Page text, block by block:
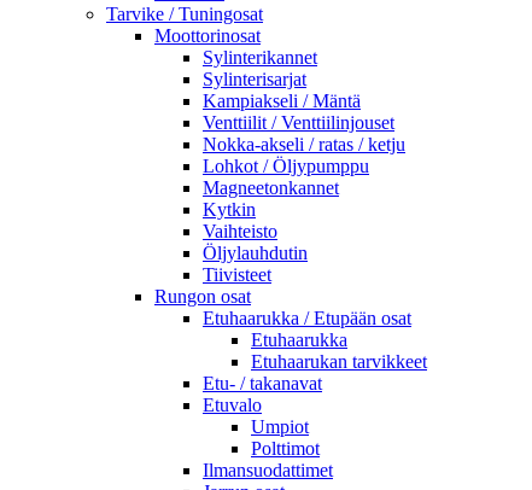
Tarvike / Tuningosat
Moottorinosat
Sylinterikannet
Sylinterisarjat
Kampiakseli / Mäntä
Venttiilit / Venttiilinjouset
Nokka-akseli / ratas / ketju
Lohkot / Öljypumppu
Magneetonkannet
Kytkin
Vaihteisto
Öljylauhdutin
Tiivisteet
Rungon osat
Etuhaarukka / Etupään osat
Etuhaarukka
Etuhaarukan tarvikkeet
Etu- / takanavat
Etuvalo
Umpiot
Polttimot
Ilmansuodattimet